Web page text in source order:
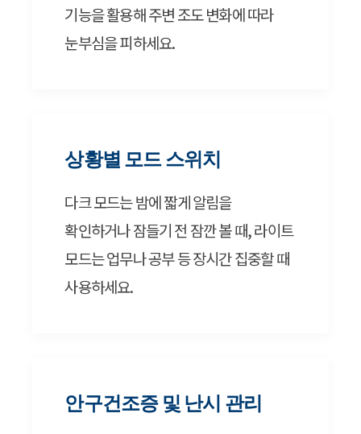
기능을 활용해 주변 조도 변화에 따라
눈부심을 피하세요.
상황별 모드 스위치
다크 모드는 밤에 짧게 알림을
확인하거나 잠들기 전 잠깐 볼 때, 라이트
모드는 업무나 공부 등 장시간 집중할 때
사용하세요.
안구건조증 및 난시 관리